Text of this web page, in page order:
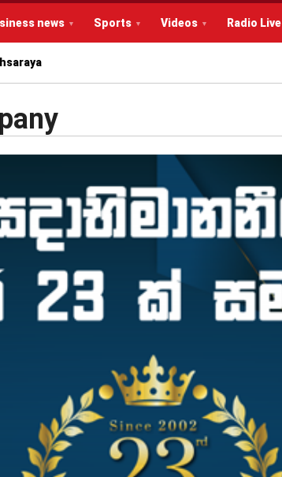
news Sports Videos Radio Live